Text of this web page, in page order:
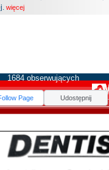
więcej
1684 obserwujących
Page Udostępnij